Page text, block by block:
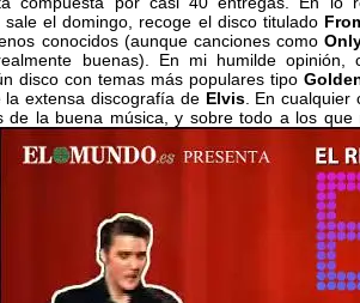
sale el domingo, recoge el disco titulado
conocidos (aunque canciones como
buenas). En mi humilde opinión,
disco con temas más populares tipo
la extensa discografía de Elvis. En cualquier
de la buena música, y sobre todo a los